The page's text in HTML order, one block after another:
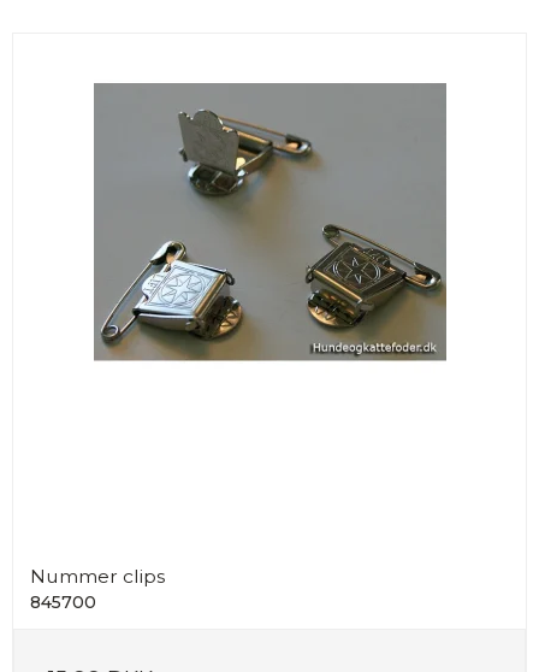
Nummer clips
845700